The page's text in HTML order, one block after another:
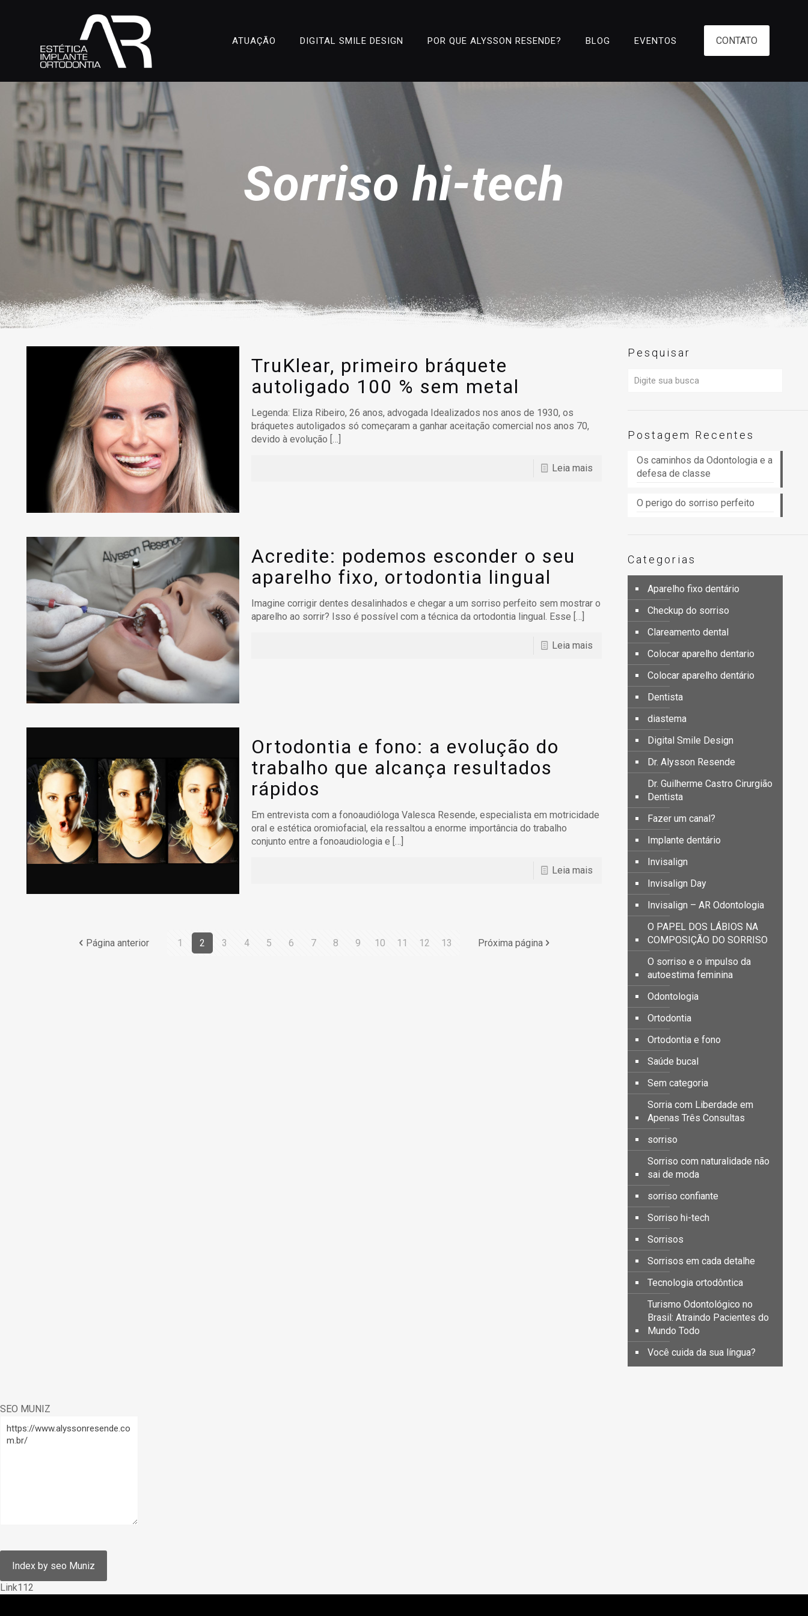
ATUAÇÃO DIGITAL SMILE DESIGN POR QUE ALYSSON RESENDE? BLOG EVENTOS CONTATO
Sorriso hi-tech
TruKlear, primeiro bráquete
autoligado 100 % sem metal
Legenda: Eliza Ribeiro, 26 anos, advogada Idealizados nos anos de 1930, os
bráquetes autoligados só começaram a ganhar aceitação comercial nos anos 70,
devido à evolução […]
Leia mais
Acredite: podemos esconder o seu
aparelho fixo, ortodontia lingual
Imagine corrigir dentes desalinhados e chegar a um sorriso perfeito sem mostrar o
aparelho ao sorrir? Isso é possível com a técnica da ortodontia lingual. Esse […]
Leia mais
Ortodontia e fono: a evolução do
trabalho que alcança resultados
rápidos
Em entrevista com a fonoaudióloga Valesca Resende, especialista em motricidade
oral e estética oromiofacial, ela ressaltou a enorme importância do trabalho
conjunto entre a fonoaudiologia e […]
Leia mais
Página anterior 1 2 3 4 5 6 7 8 9 10 11 12 13 Próxima página
Pesquisar
Postagem Recentes
Os caminhos da Odontologia e a
defesa de classe
O perigo do sorriso perfeito
Categorias
Aparelho fixo dentário
Checkup do sorriso
Clareamento dental
Colocar aparelho dentario
Colocar aparelho dentário
Dentista
diastema
Digital Smile Design
Dr. Alysson Resende
Dr. Guilherme Castro Cirurgião
Dentista
Fazer um canal?
Implante dentário
Invisalign
Invisalign Day
Invisalign – AR Odontologia
O PAPEL DOS LÁBIOS NA
COMPOSIÇÃO DO SORRISO
O sorriso e o impulso da
autoestima feminina
Odontologia
Ortodontia
Ortodontia e fono
Saúde bucal
Sem categoria
Sorria com Liberdade em
Apenas Três Consultas
sorriso
Sorriso com naturalidade não
sai de moda
sorriso confiante
Sorriso hi-tech
Sorrisos
Sorrisos em cada detalhe
Tecnologia ortodôntica
Turismo Odontológico no
Brasil: Atraindo Pacientes do
Mundo Todo
Você cuida da sua língua?
SEO MUNIZ
Link112